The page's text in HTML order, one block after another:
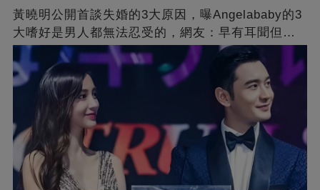
黃曉明公開首談失婚的3大原因，曝Angelababy的3
大嗜好是男人都無法忍受的，網友：早有耳聞但想
不到那麼嚴重！